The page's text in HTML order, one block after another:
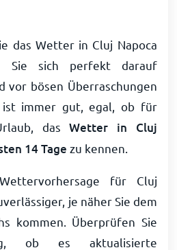
das Wetter in Cluj Napoca
Sie sich perfekt darauf
vor bösen Überraschungen
ist immer gut, egal, ob für
dasWetter in Cluj
14 Tage zu kennen.
für Cluj
je näher Sie dem
kommen. Überprüfen Sie
ob es aktualisierte